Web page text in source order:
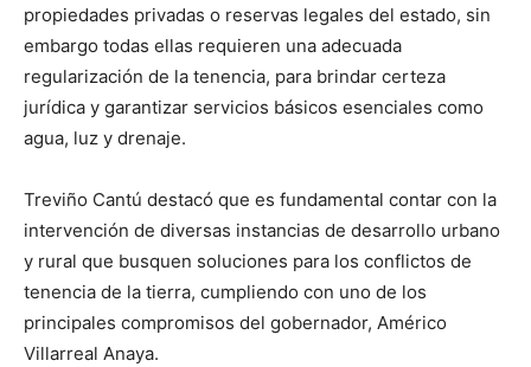
propiedades privadas o reservas legales del estado, sin
embargo todas ellas requieren una adecuada
regularización de la tenencia, para brindar certeza
jurídica y garantizar servicios básicos esenciales como
agua, luz y drenaje.
Treviño Cantú destacó que es fundamental contar con la
intervención de diversas instancias de desarrollo urbano
y rural que busquen soluciones para los conflictos de
tenencia de la tierra, cumpliendo con uno de los
principales compromisos del gobernador, Américo
Villarreal Anaya.